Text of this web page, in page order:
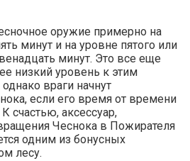
оружие примерно на
минут и на уровне пятого или
минут. Это все еще
низкий уровень к этим
враги начнут
если его время от времени
счастью, аксессуар,
Чеснока в Пожирателя
одним из бонусных
лесу.